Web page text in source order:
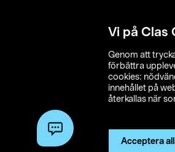
Vi på Clas
Genom att
förbättra
cookies:
innehållet på
återkallas när
Acceptera